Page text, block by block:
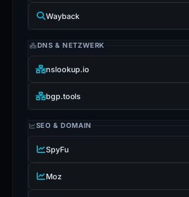
Wayback
DNS & NETZWERK
nslookup.io
bgp.tools
SEO & DOMAIN
SpyFu
Moz